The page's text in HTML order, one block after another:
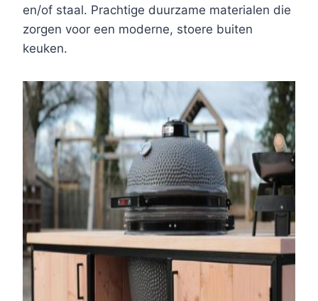
en/of staal. Prachtige duurzame materialen die
zorgen voor een moderne, stoere buiten
keuken.